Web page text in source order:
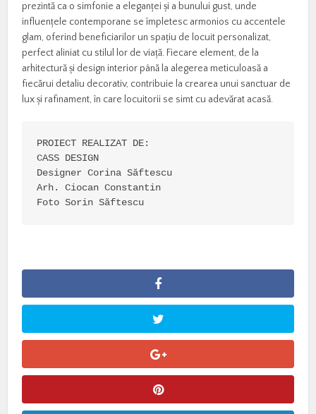
prezintă ca o simfonie a eleganței și a bunului gust, unde
influențele contemporane se împletesc armonios cu accentele
glam, oferind beneficiarilor un spațiu de locuit personalizat,
perfect aliniat cu stilul lor de viață. Fiecare element, de la
arhitectură și design interior până la alegerea meticuloasă a
fiecărui detaliu decorativ, contribuie la crearea unui sanctuar de
lux și rafinament, în care locuitorii se simt cu adevărat acasă.
PROIECT REALIZAT DE:
CASS DESIGN
Designer Corina Săftescu
Arh. Ciocan Constantin
Foto Sorin Săftescu